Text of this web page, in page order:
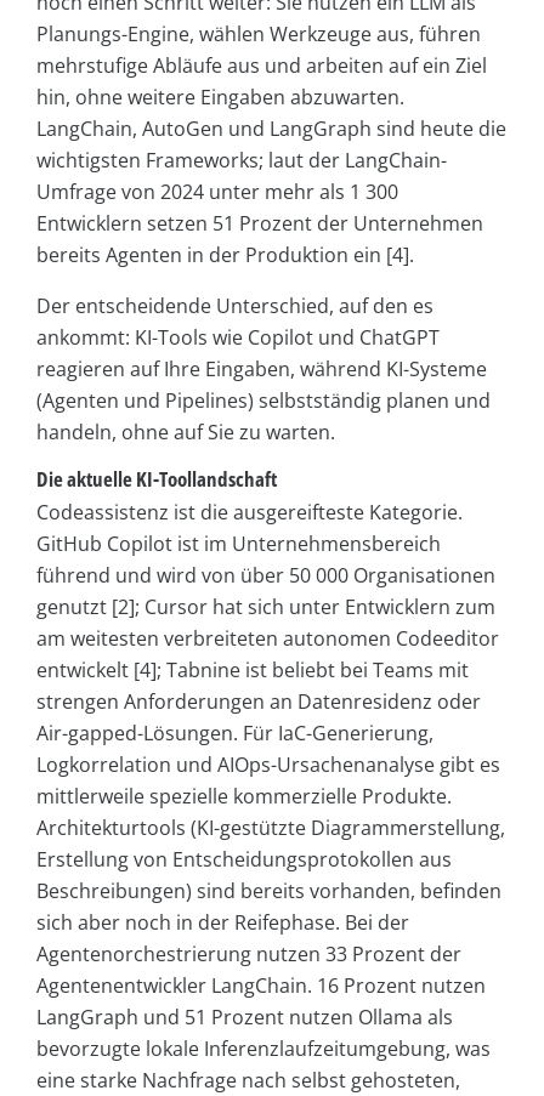
Planungs-Engine, wählen Werkzeuge aus, führen
mehrstufige Abläufe aus und arbeiten auf ein Ziel
hin, ohne weitere Eingaben abzuwarten.
LangChain, AutoGen und LangGraph sind heute die
wichtigsten Frameworks; laut der LangChain-
Umfrage von 2024 unter mehr als 1 300
Entwicklern setzen 51 Prozent der Unternehmen
bereits Agenten in der Produktion ein [4].
Der entscheidende Unterschied, auf den es
ankommt: KI-Tools wie Copilot und ChatGPT
reagieren auf Ihre Eingaben, während KI-Systeme
(Agenten und Pipelines) selbstständig planen und
handeln, ohne auf Sie zu warten.
Die aktuelle KI-Toollandschaft
Codeassistenz ist die ausgereifteste Kategorie.
GitHub Copilot ist im Unternehmensbereich
führend und wird von über 50 000 Organisationen
genutzt [2]; Cursor hat sich unter Entwicklern zum
am weitesten verbreiteten autonomen Codeeditor
entwickelt [4]; Tabnine ist beliebt bei Teams mit
strengen Anforderungen an Datenresidenz oder
Air-gapped-Lösungen. Für IaC-Generierung,
Logkorrelation und AIOps-Ursachenanalyse gibt es
mittlerweile spezielle kommerzielle Produkte.
Architekturtools (KI-gestützte Diagrammerstellung,
Erstellung von Entscheidungsprotokollen aus
Beschreibungen) sind bereits vorhanden, befinden
sich aber noch in der Reifephase. Bei der
Agentenorchestrierung nutzen 33 Prozent der
Agentenentwickler LangChain. 16 Prozent nutzen
LangGraph und 51 Prozent nutzen Ollama als
bevorzugte lokale Inferenzlaufzeitumgebung, was
eine starke Nachfrage nach selbst gehosteten,